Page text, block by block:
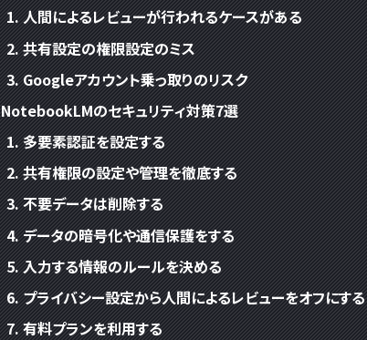
人間によるレビューが行われるケースがある
共有設定の権限設定のミス
Googleアカウント乗っ取りのリスク
NotebookLMのセキュリティ対策7選
多要素認証を設定する
共有権限の設定や管理を徹底する
不要データは削除する
データの暗号化や通信保護をする
入力する情報のルールを決める
プライバシー設定から人間によるレビューをオフにする
有料プランを利用する